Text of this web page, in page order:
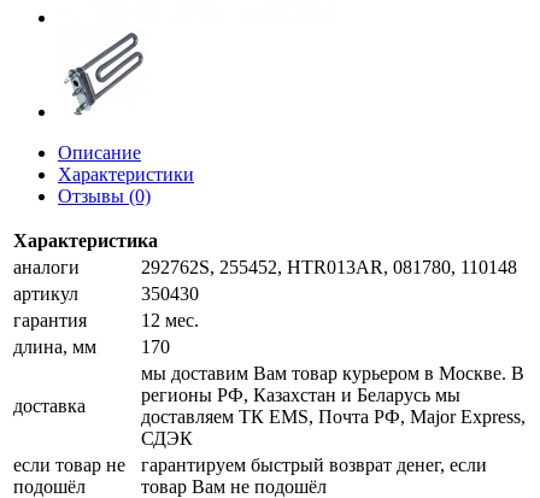
Описание
Характеристики
Отзывы (0)
Характеристика
аналоги
292762S, 255452, HTR013AR, 081780, 110148
артикул
350430
гарантия
12 мес.
длина, мм
170
доставка
мы доставим Вам товар курьером в Москве. В
регионы РФ, Казахстан и Беларусь мы
доставляем ТК EMS, Почта РФ, Major Express,
СДЭК
если товар не
подошёл
гарантируем быстрый возврат денег, если
товар Вам не подошёл